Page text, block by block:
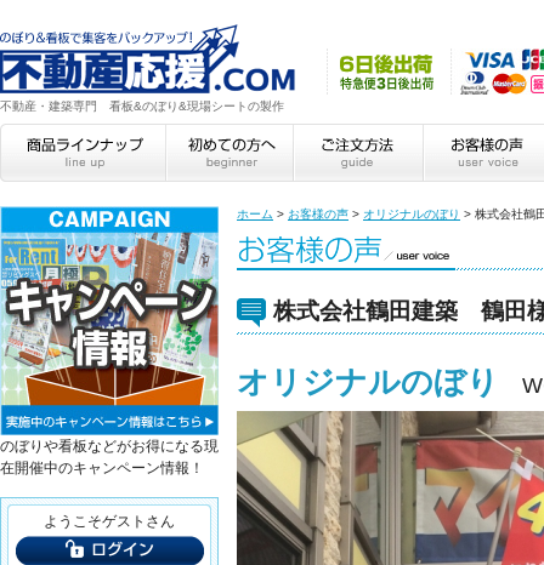
不動産・建築専門 看板&のぼり&現場シートの製作
ホーム > お客様の声 > オリジナルのぼり > 株式会社鶴
株式会社鶴田建築 鶴田
オリジナルのぼり
のぼりや看板などがお得になる現
在開催中のキャンペーン情報！
ようこそゲストさん